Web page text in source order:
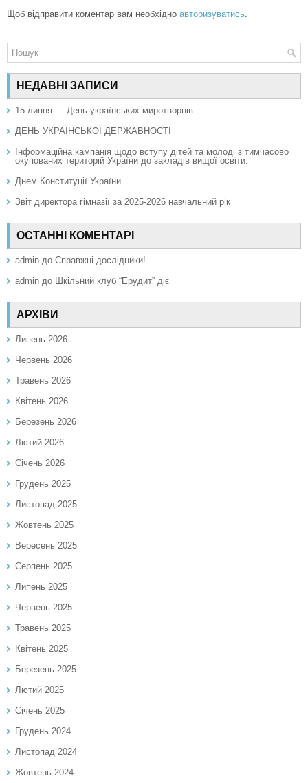
Щоб відправити коментар вам необхідно авторизуватись.
НЕДАВНІ ЗАПИСИ
15 липня — День українських миротворців.
ДЕНЬ УКРАЇНСЬКОЇ ДЕРЖАВНОСТІ
Інформаційна кампанія щодо вступу дітей та молоді з тимчасово
окупованих територій України до закладів вищої освіти.
Днем Конституції України
Звіт директора гімназії за 2025-2026 навчальний рік
ОСТАННІ КОМЕНТАРІ
admin до Справжні дослідники!
admin до Шкільний клуб “Ерудит” діє
АРХІВИ
Липень 2026
Червень 2026
Травень 2026
Квітень 2026
Березень 2026
Лютий 2026
Січень 2026
Грудень 2025
Листопад 2025
Жовтень 2025
Вересень 2025
Серпень 2025
Липень 2025
Червень 2025
Травень 2025
Квітень 2025
Березень 2025
Лютий 2025
Січень 2025
Грудень 2024
Листопад 2024
Жовтень 2024